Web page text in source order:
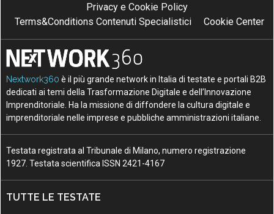
Privacy e Cookie Policy
Terms&Conditions Contenuti Specialistici
Cookie Center
Nextwork360 è il più grande network in Italia di testate e portali B2B
dedicati ai temi della Trasformazione Digitale e dell’Innovazione
Imprenditoriale. Ha la missione di diffondere la cultura digitale e
imprenditoriale nelle imprese e pubbliche amministrazioni italiane.
Testata registrata al Tribunale di Milano, numero registrazione
1927. Testata scientifica ISSN 2421-4167
TUTTE LE TESTATE